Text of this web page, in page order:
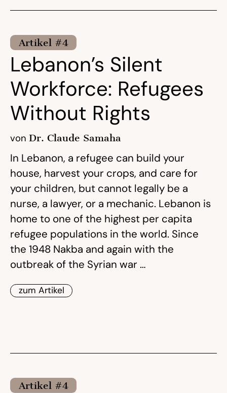
Artikel #4
Lebanon’s Silent
Workforce: Refugees
Without Rights
von Dr. Claude Samaha
In Lebanon, a refugee can build your
house, harvest your crops, and care for
your children, but cannot legally be a
nurse, a lawyer, or a mechanic. Lebanon is
home to one of the highest per capita
refugee populations in the world. Since
the 1948 Nakba and again with the
outbreak of the Syrian war …
zum Artikel
Artikel #4